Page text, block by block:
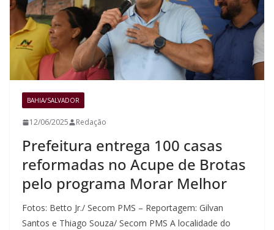
BAHIA/SALVADOR
12/06/2025 Redação
Prefeitura entrega 100 casas
reformadas no Acupe de Brotas
pelo programa Morar Melhor
Fotos: Betto Jr./ Secom PMS – Reportagem: Gilvan
Santos e Thiago Souza/ Secom PMS A localidade do